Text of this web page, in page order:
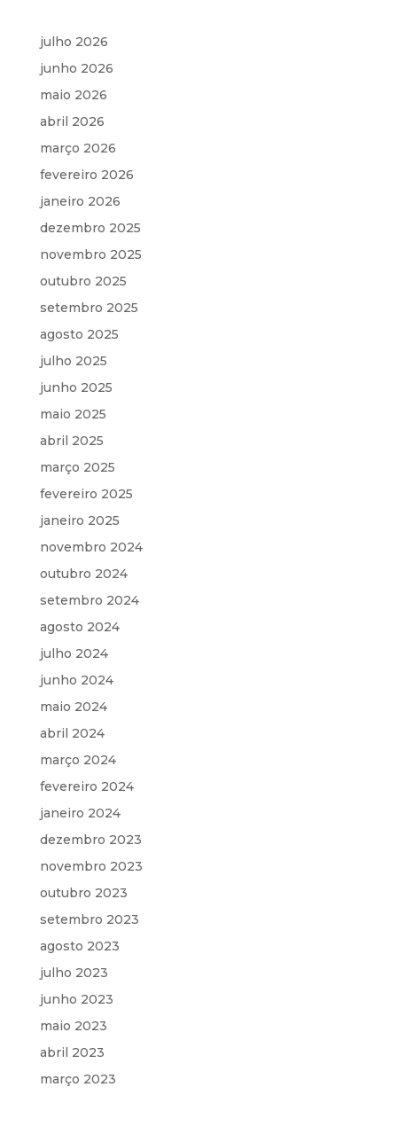
julho 2026
junho 2026
maio 2026
abril 2026
março 2026
fevereiro 2026
janeiro 2026
dezembro 2025
novembro 2025
outubro 2025
setembro 2025
agosto 2025
julho 2025
junho 2025
maio 2025
abril 2025
março 2025
fevereiro 2025
janeiro 2025
novembro 2024
outubro 2024
setembro 2024
agosto 2024
julho 2024
junho 2024
maio 2024
abril 2024
março 2024
fevereiro 2024
janeiro 2024
dezembro 2023
novembro 2023
outubro 2023
setembro 2023
agosto 2023
julho 2023
junho 2023
maio 2023
abril 2023
março 2023